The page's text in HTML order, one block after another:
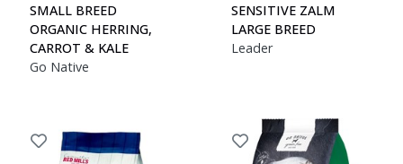
SMALL BREED
ORGANIC HERRING,
CARROT & KALE
Go Native
SENSITIVE ZALM
LARGE BREED
Leader